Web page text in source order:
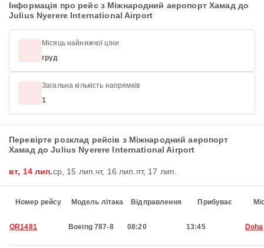
Інформація про рейс з Міжнародний аеропорт Хамад до
Julius Nyerere International Airport
Місяць найнижчої ціни
груд
Загальна кількість напрямків
1
Перевірте розклад рейсів з Міжнародний аеропорт
Хамад до Julius Nyerere International Airport
вт, 14 лип.ср, 15 лип.чт, 16 лип. пт, 17 лип.
Номер рейсу Модель літака Відправлення Прибуває
QR1481 Boeing 787-8 08:20 13:45 Doha